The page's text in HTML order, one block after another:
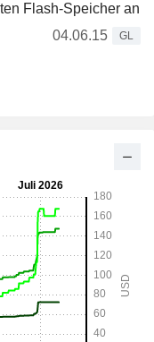
Flash-Speicher an
04.06.15
GL